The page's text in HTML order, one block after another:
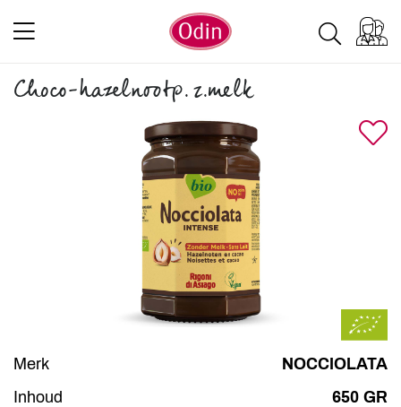
Choco-hazelnootp. z.melk
Merk
NOCCIOLATA
Inhoud
650 GR